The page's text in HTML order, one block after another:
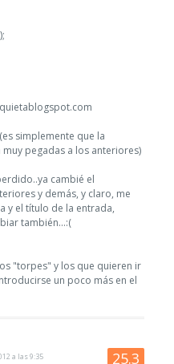
simplemente que la
pegadas a los anteriores)
cambié el
y demás, y claro, me
y el título de la entrada,
también...:(
"torpes" y los que quieren ir
un poco más en el
a las 9:35